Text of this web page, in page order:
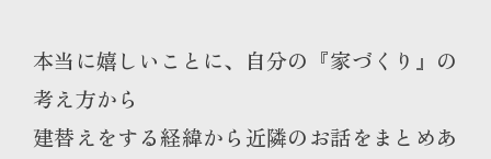
本当に嬉しいことに、自分の『家づくり』の
考え方から
建替えをする経緯から近隣のお話をまとめあ